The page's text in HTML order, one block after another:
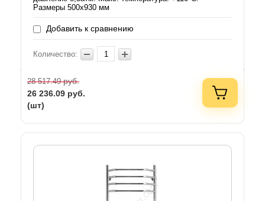
Размеры 500х930 мм
Добавить к сравнению
Количество:
28 517.49руб.
26 236.09 руб.
(шт)